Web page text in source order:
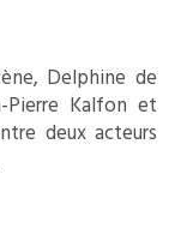
Delphine de
Pierre Kalfon et
deux acteurs